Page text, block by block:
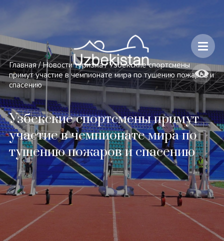
Безопасность и особенности путешествий по Узбекистану
Главная / Новости туризма / Узбекские спортсмены
примут участие в чемпионате мира по тушению пожаров и
спасению
Узбекские спортсмены примут
участие в чемпионате мира по
тушению пожаров и спасению